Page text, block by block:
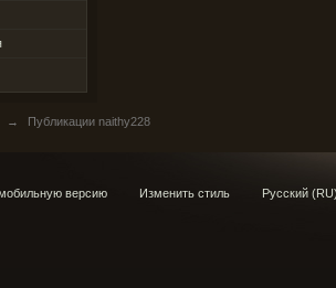
→ Публикации naithy228
версию Изменить стиль Русский